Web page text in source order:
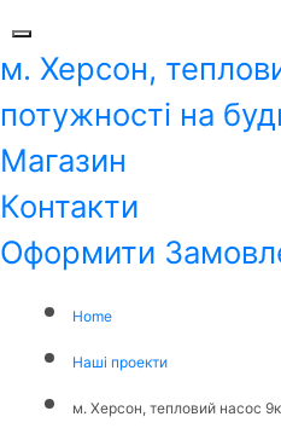
м. Херсон,
потужності на
Магазин
Контакти
Оформити
Home
Наші проекти
м. Херсон, тепловий насос